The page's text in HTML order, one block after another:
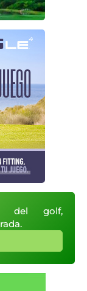
del golf,